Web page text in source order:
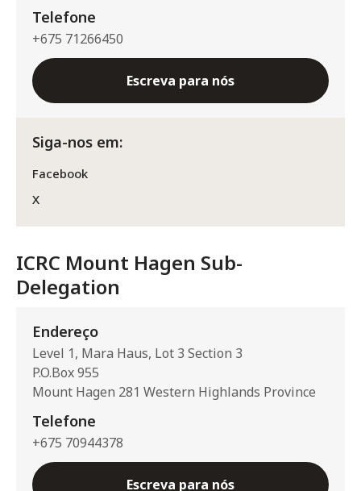
Telefone
+675 71266450
Escreva para nós
Siga-nos em:
Facebook
X
ICRC Mount Hagen Sub-
Delegation
Endereço
Level 1, Mara Haus, Lot 3 Section 3
P.O.Box 955
Mount Hagen 281 Western Highlands Province
Telefone
+675 70944378
Escreva para nós